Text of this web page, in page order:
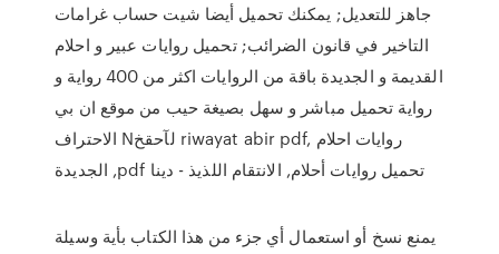
جاهز للتعديل; يمكنك تحميل أيضا شيت حساب غرامات
التاخير في قانون الضرائب; تحميل روايات عبير و احلام
القديمة و الجديدة باقة من الروايات اكثر من 400 رواية و
رواية تحميل مباشر و سهل بصيغة حيب من موقع ان بي
الاحتراف Nلآحقخ riwayat abir pdf, روايات احلام
الجديدة ,pdf تحميل روايات أحلام, الانتقام اللذيذ - دينا
ﻳﻤﻨﻊ ﻧﺴﺦ أو اﺳﺘﻌﻤﺎل أي ﺟﺰء ﻣﻦ ﻫﺬا اﻟﻜﺘﺎب ﺑﺄﻳﺔ وﺳﻴﻠﺔ